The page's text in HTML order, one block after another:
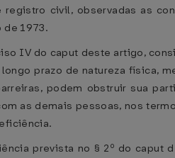
civil, observadas as
de 1973.
IV do caput deste artigo,
prazo de natureza física,
podem obstruir sua
as demais pessoas, nos
prevista no § 2º do caput